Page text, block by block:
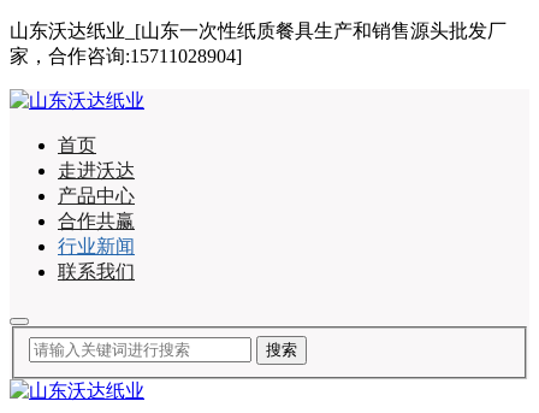
山东沃达纸业_[山东一次性纸质餐具生产和销售源头批发厂
家，合作咨询:15711028904]
首页
走进沃达
产品中心
合作共赢
行业新闻
联系我们